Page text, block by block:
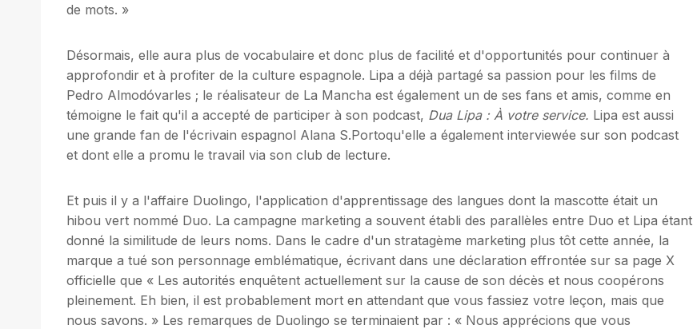
de mots. »
Désormais, elle aura plus de vocabulaire et donc plus de facilité et d'opportunités pour continuer à
approfondir et à profiter de la culture espagnole. Lipa a déjà partagé sa passion pour les films de
Pedro Almodóvarles ; le réalisateur de La Mancha est également un de ses fans et amis, comme en
témoigne le fait qu'il a accepté de participer à son podcast, Dua Lipa : À votre service. Lipa est aussi
une grande fan de l'écrivain espagnol Alana S.Portoqu'elle a également interviewée sur son podcast
et dont elle a promu le travail via son club de lecture.
Et puis il y a l'affaire Duolingo, l'application d'apprentissage des langues dont la mascotte était un
hibou vert nommé Duo. La campagne marketing a souvent établi des parallèles entre Duo et Lipa étant
donné la similitude de leurs noms. Dans le cadre d'un stratagème marketing plus tôt cette année, la
marque a tué son personnage emblématique, écrivant dans une déclaration effrontée sur sa page X
officielle que « Les autorités enquêtent actuellement sur la cause de son décès et nous coopérons
pleinement. Eh bien, il est probablement mort en attendant que vous fassiez votre leçon, mais que
nous savons. » Les remarques de Duolingo se terminaient par : « Nous apprécions que vous